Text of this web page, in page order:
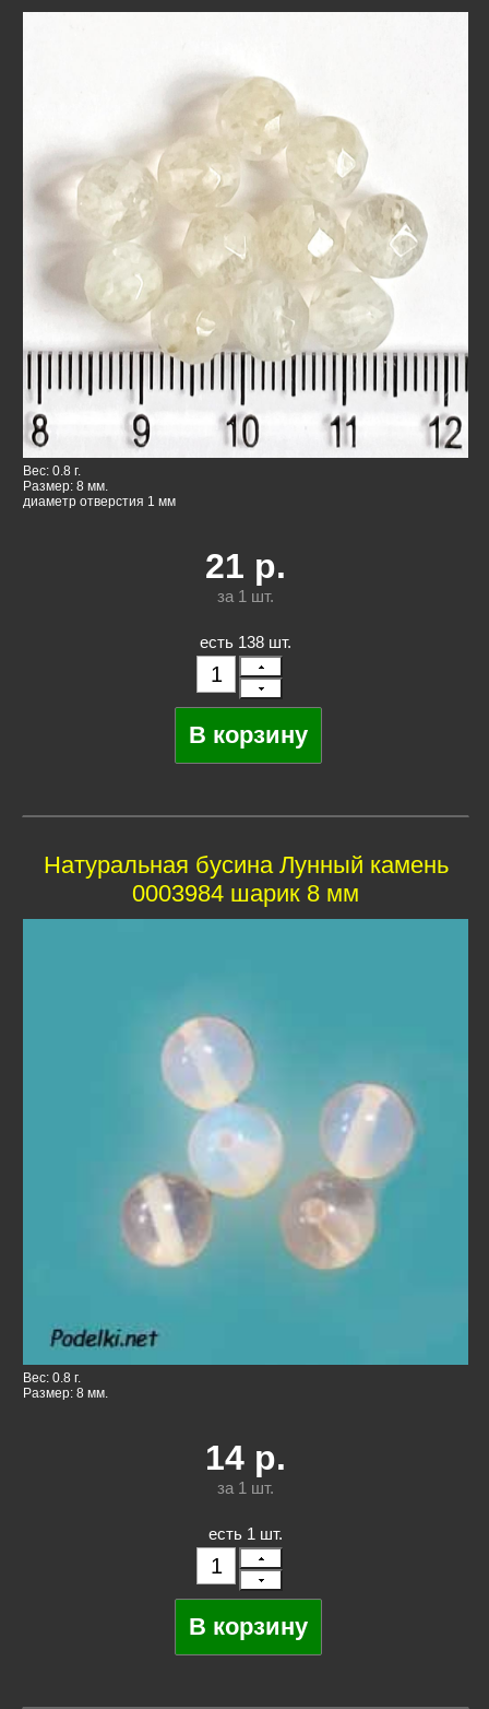
Вес: 0.8 г.
Размер: 8 мм.
диаметр отверстия 1 мм
21 р.
за 1 шт.
есть 138 шт.
Натуральная бусина Лунный камень
0003984 шарик 8 мм
Вес: 0.8 г.
Размер: 8 мм.
14 р.
за 1 шт.
есть 1 шт.